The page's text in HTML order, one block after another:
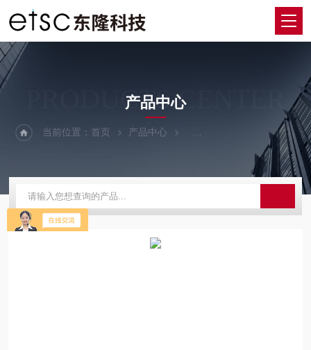
PRODUCTS CENTER
产品中心
当前位置：首页 产品中心 荧光光谱仪&拉曼光谱仪